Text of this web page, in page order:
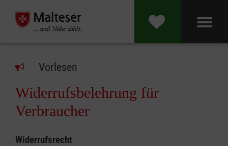
Vorlesen
Widerrufsbelehrung für
Verbraucher
Widerrufsrecht